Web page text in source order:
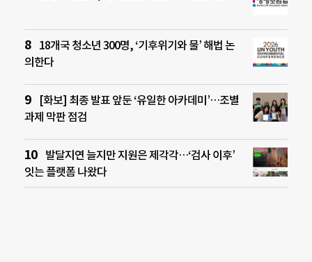
18개국 청소년 300명, ‘기후위기와 물’ 해법 논
의한다
[화보] 최종 발표 앞둔 ‘유일한 아카데미’…조별
과제 막판 점검
발달지연 늘지만 지원은 제각각…‘검사 이후’
잇는 플랫폼 나왔다